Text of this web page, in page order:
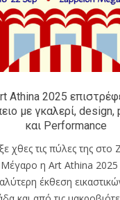
Athina 2025
με γκαλερί, design,
και Performance
χθες τις πύλες της στο
Μέγαρο η Art Athina 2025
έκθεση